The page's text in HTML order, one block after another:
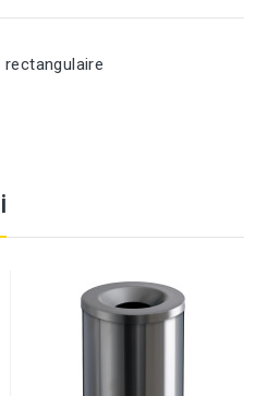
rectangulaire